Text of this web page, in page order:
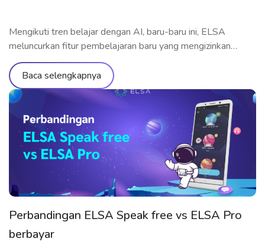
Mengikuti tren belajar dengan AI, baru-baru ini, ELSA
meluncurkan fitur pembelajaran baru yang mengizinkan
pembelajar berlatih berbicara langsung dengan AI. Yuk
memahami fitur-fiturnya secara terlinci melalui artikel di
bawah ini! Apa itu ELSA AI? Diluncurkan pada September
2023, ELSA AI merupakan fitur terbaru dari aplikasi ELSA
Speak, yang mengizinkan pengguna berlatih komunikasi
dengan AI dalam […]
Baca selengkapnya
Perbandingan ELSA Speak free vs ELSA Pro
berbayar